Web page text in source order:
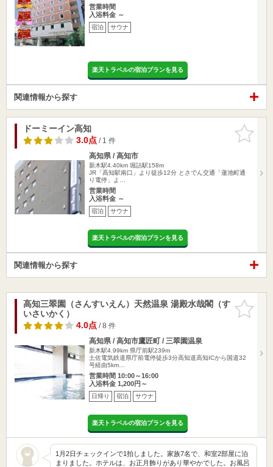
営業時間
入浴料金 ～
宿泊 サウナ
楽天トラベルの宿泊プランを見る
関連情報から探す
お気に入
りに追加
ドーミーイン高知
3.0点/ 1 件
高知県 / 高知市
新木駅4.40km 堀詰駅158m
JR「高知駅南口」より徒歩12分 とさでん交通「蓮池町通
り電停」よ…
営業時間
入浴料金 ～
宿泊 サウナ
楽天トラベルの宿泊プランを見る
関連情報から探す
お気に入
りに追加
高知三翠園（さんすいえん）天然温泉 湯殿水哉閣（す
いさいかく）
4.0点/ 8 件
高知県 / 高知市鷹匠町 / 三翠園温泉
新木駅4.99km 県庁前駅239m
土佐電気鉄道県庁前電停徒歩3分高知道高知ICから国道32
号経由5km…
営業時間 10:00～16:00
入浴料金 1,200円～
日帰り 宿泊 サウナ
楽天トラベルの宿泊プランを見る
1月2日チェックインで1拍しました。家族7名で、和室2部屋に泊
まりました。ホテルは、お正月飾りがあり華やかでした。お風呂